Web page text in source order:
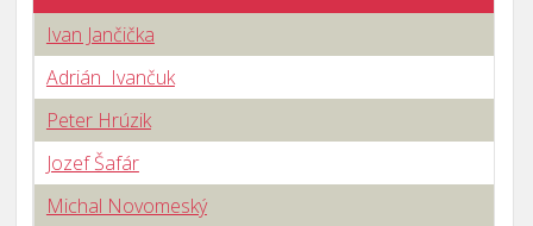
Ivan Jančička
Adrián Ivančuk
Peter Hrúzik
Jozef Šafár
Michal Novomeský